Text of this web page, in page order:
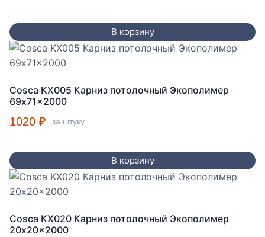
В корзину
Cosca KX005 Карниз потолочный Экополимер
69x71x2000
1020 ₽ за штуку
В корзину
Cosca KX020 Карниз потолочный Экополимер
20x20x2000